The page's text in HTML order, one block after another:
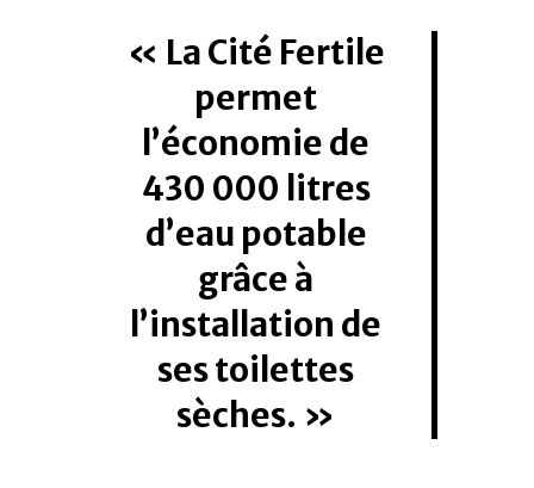
La Cité Fertile
permet
l’économie de
430 000 litres
d’eau potable
grâce à
l’installation de
ses toilettes
sèches.